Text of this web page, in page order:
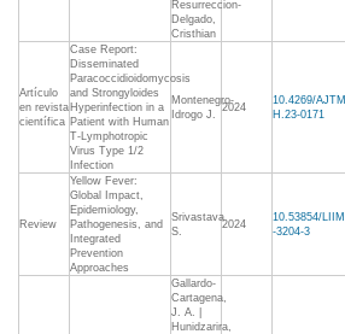
Resurreccion-
Delgado,
Cristhian
Artículo
en revista
científica
Case Report:
Disseminated
Paracoccidioidomycosis
and Strongyloides
Hyperinfection in a
Patient with Human
T-Lymphotropic
Virus Type 1/2
Infection
Montenegro-
Idrogo J.
2024
10.4269/AJTM
H.23-0171
Review
Yellow Fever:
Global Impact,
Epidemiology,
Pathogenesis, and
Integrated
Prevention
Approaches
Srivastava
S.
2024
10.53854/LIIM
-3204-3
Gallardo-
Cartagena,
J. A. |
Hunidzarira,